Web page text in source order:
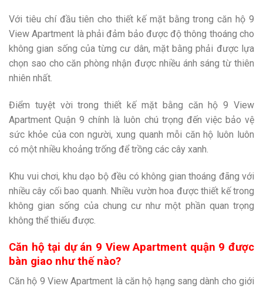
Với tiêu chí đầu tiên cho thiết kế mặt bằng trong căn hộ 9
View Apartment là phải đảm bảo được độ thông thoáng cho
không gian sống của từng cư dân, mặt bằng phải được lựa
chọn sao cho căn phòng nhận được nhiều ánh sáng từ thiên
nhiên nhất.
Điểm tuyệt vời trong thiết kế mặt bằng căn hộ 9 View
Apartment Quận 9 chính là luôn chú trọng đến việc bảo vệ
sức khỏe của con người, xung quanh mỗi căn hộ luôn luôn
có một nhiều khoảng trống để trồng các cây xanh.
Khu vui chơi, khu dạo bộ đều có không gian thoáng đãng với
nhiều cây cối bao quanh. Nhiều vườn hoa được thiết kế trong
không gian sống của chung cư như một phần quan trọng
không thể thiếu được.
Căn hộ tại dự án 9 View Apartment quận 9 được
bàn giao như thế nào?
Căn hộ 9 View Apartment là căn hộ hạng sang dành cho giới